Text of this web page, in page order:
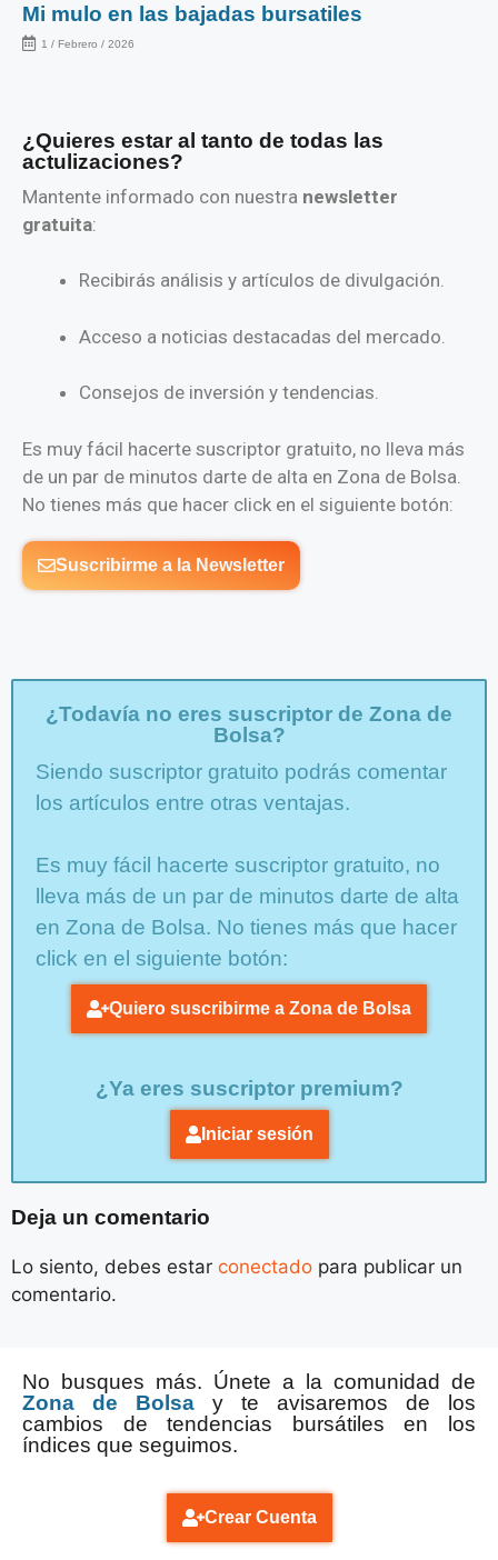
Mi mulo en las bajadas bursatiles
1 / Febrero / 2026
¿Quieres estar al tanto de todas las
actulizaciones?
Mantente informado con nuestra newsletter
gratuita:
Recibirás análisis y artículos de divulgación.
Acceso a noticias destacadas del mercado.
Consejos de inversión y tendencias.
Es muy fácil hacerte suscriptor gratuito, no lleva más
de un par de minutos darte de alta en Zona de Bolsa.
No tienes más que hacer click en el siguiente botón:
Suscribirme a la Newsletter
¿Todavía no eres suscriptor de Zona de
Bolsa?
Siendo suscriptor gratuito podrás comentar
los artículos entre otras ventajas.
Es muy fácil hacerte suscriptor gratuito, no
lleva más de un par de minutos darte de alta
en Zona de Bolsa. No tienes más que hacer
click en el siguiente botón:
Quiero suscribirme a Zona de Bolsa
¿Ya eres suscriptor premium?
Iniciar sesión
Deja un comentario
Lo siento, debes estar conectado para publicar un
comentario.
No busques más. Únete a la comunidad de
Zona de Bolsa y te avisaremos de los
cambios de tendencias bursátiles en los
índices que seguimos.
Crear Cuenta